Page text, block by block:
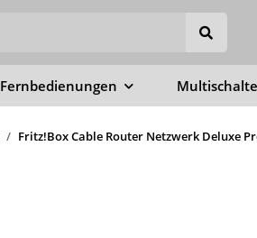
Fernbedienungen
Fritz!Box Cable Router Netzwerk Deluxe